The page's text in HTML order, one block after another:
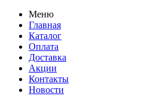
Меню
Главная
Каталог
Оплата
Доставка
Акции
Контакты
Новости